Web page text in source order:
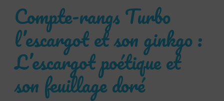
Compte-rangs Turbo
l’escargot et son ginkgo :
L’escargot poétique et
son feuillage doré